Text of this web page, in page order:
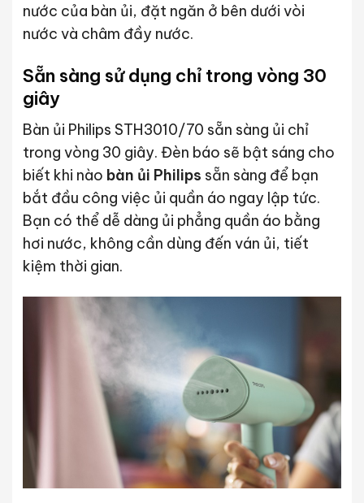
nước của bàn ủi, đặt ngăn ở bên dưới vòi
nước và châm đầy nước.
Sẵn sàng sử dụng chỉ trong vòng 30
giây
Bàn ủi Philips STH3010/70 sẵn sàng ủi chỉ
trong vòng 30 giây. Đèn báo sẽ bật sáng cho
biết khi nào bàn ủi Philips sẵn sàng để bạn
bắt đầu công việc ủi quần áo ngay lập tức.
Bạn có thể dễ dàng ủi phẳng quần áo bằng
hơi nước, không cần dùng đến ván ủi, tiết
kiệm thời gian.